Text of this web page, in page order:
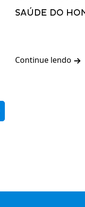
SAÚDE DO
Continue lendo